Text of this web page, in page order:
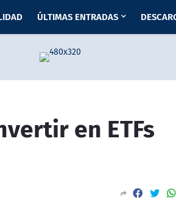
ÚLTIMAS ENTRADAS
en ETFs